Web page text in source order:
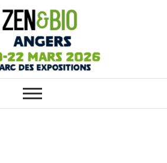
ANGERS : VOTRE
BIO, BIEN-ÊTRE
HABITAT SAIN